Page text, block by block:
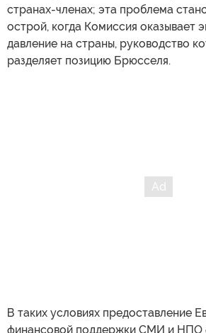
странах-членах; эта проблема
острой, когда Комиссия оказывает
давление на страны, руководство
разделяет позицию Брюсселя.
В таких условиях предоставление
финансовой поддержки СМИ и НПО